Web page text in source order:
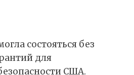
состояться без
для
США.